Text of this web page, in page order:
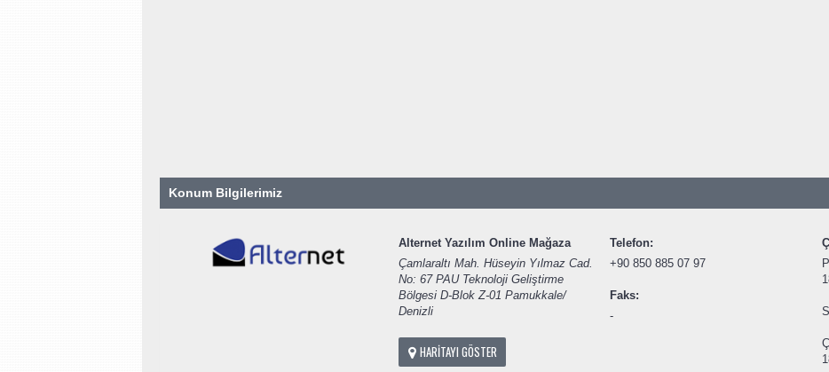
Konum Bilgilerimiz
Alternet Yazılım Online Mağaza
Çamlaraltı Mah. Hüseyin Yılmaz Cad.
No: 67 PAU Teknoloji Geliştirme
Bölgesi D-Blok Z-01 Pamukkale/
Denizli
HARITAYI GÖSTER
Telefon:
+90 850 885 07 97
Faks:
-